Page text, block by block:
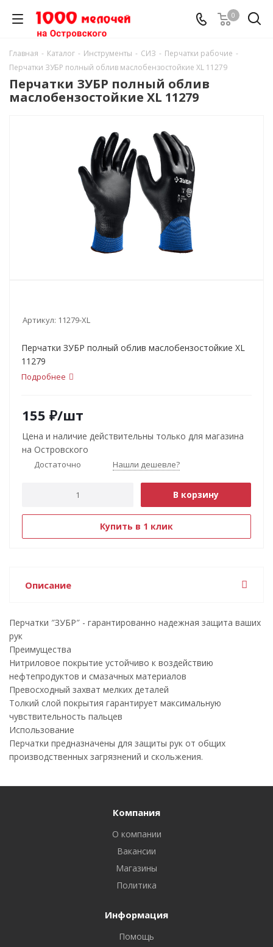
0
Главная - Каталог - Инструменты - СИЗ - Перчатки рабочие -
Перчатки ЗУБР полный облив маслобензостойкие ХL 11279
Перчатки ЗУБР полный облив
маслобензостойкие ХL 11279
Артикул: 11279-ХL
Перчатки ЗУБР полный облив маслобензостойкие ХL
11279
Подробнее
155 ₽/шт
Цена и наличие действительны только для магазина
на Островского
Достаточно Нашли дешевле?
В корзину
Купить в 1 клик
Описание
Перчатки ″ЗУБР″ - гарантированно надежная защита ваших
рук
Преимущества
Нитриловое покрытие устойчиво к воздействию
нефтепродуктов и смазачных материалов
Превосходный захват мелких деталей
Толкий слой покрытия гарантирует максимальную
чувствительность пальцев
Использование
Перчатки предназначены для защиты рук от общих
производственных загрязнений и скольжения.
Компания
О компании
Вакансии
Магазины
Политика
Информация
Помощь